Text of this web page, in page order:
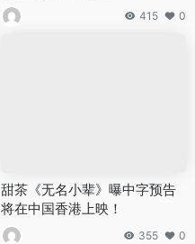
415 0
甜茶《无名小辈》曝中字预告
将在中国香港上映！
355 0